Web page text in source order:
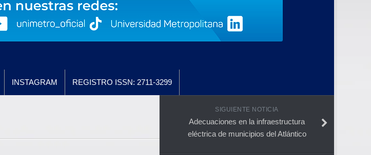
INSTAGRAM REGISTRO ISSN: 2711-3299
SIGUIENTE NOTICIA
Adecuaciones en la infraestructura
eléctrica de municipios del Atlántico